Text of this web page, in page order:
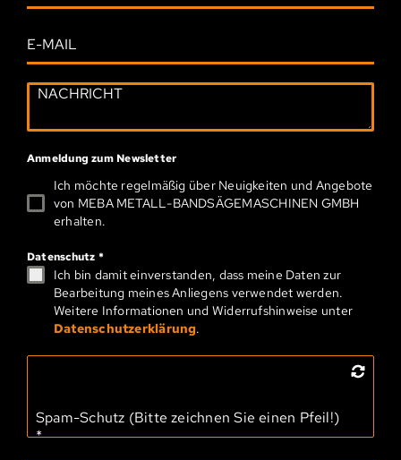
Anmeldung zum Newsletter
Ich möchte regelmäßig über Neuigkeiten und Angebote
von MEBA METALL-­BAND­SÄGEMASCHINEN GMBH
erhalten.
Datenschutz *
Ich bin damit einverstanden, dass meine Daten zur
Bearbeitung meines Anliegens verwendet werden.
Weitere Informationen und Widerrufshinweise unter
Datenschutzerklärung.
Spam-Schutz (Bitte zeichnen Sie einen Pfeil!)
*